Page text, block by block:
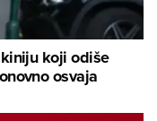
koji odiše
osvaja